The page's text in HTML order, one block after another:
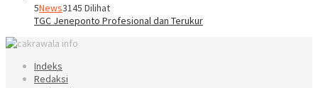
5News3145 Dilihat
TGC Jeneponto Profesional dan Terukur
Indeks
Redaksi